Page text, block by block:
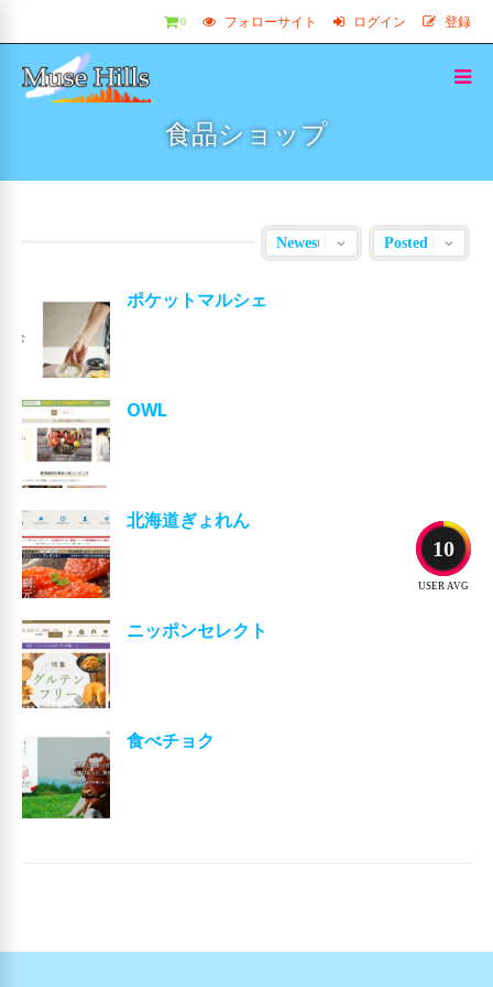
フォローサイト ログイン 登録
0
食品ショップ
ポケットマルシェ
OWL
10
USER AVG
北海道ぎょれん
ニッポンセレクト
食べチョク